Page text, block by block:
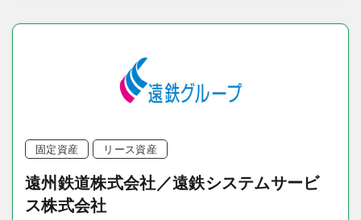
固定資産 リース資産
遠州鉄道株式会社／遠鉄システムサービ
ス株式会社